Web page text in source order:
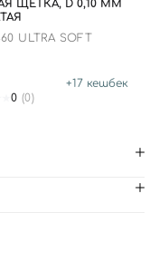
ЩЕТКА, D 0,10 ММ
ULTRA SOFT
+17 кешбек
0 (0)